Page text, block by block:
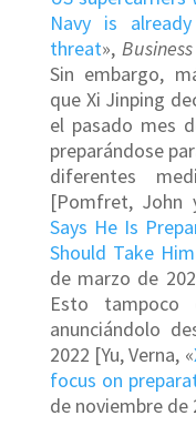
Navy is
threat»,
Sin embargo,
que Xi Jinping
el pasado mes
preparándose
diferentes
[Pomfret, John
Says He Is
Should Take
de marzo de
Esto tampoco
anunciándolo
2022 [Yu, Verna, «
focus on
de noviembre de